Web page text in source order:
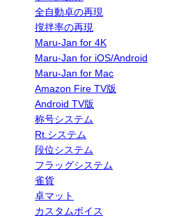
全自動卓の再現
撹拌率の再現
Maru-Jan for 4K
Maru-Jan for iOS/Android
Maru-Jan for Mac
Amazon Fire TV版
Android TV版
称号システム
Rt.システム
段位システム
フラッグシステム
雀貨
卓マット
カスタムボイス